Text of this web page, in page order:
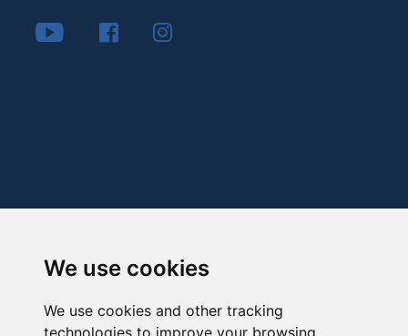
We use cookies
We use cookies and other tracking
technologies to improve your browsing